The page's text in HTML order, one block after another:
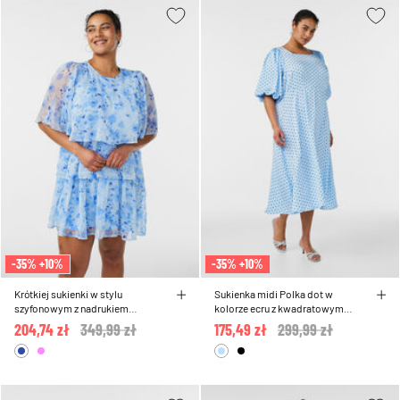
-35% +10%
Krótkiej sukienki w stylu
szyfonowym z nadrukiem
kwiatowym i warstwami falbanek
Price reduced from
349,99 zł
204,74 zł
-35% +10%
Sukienka midi Polka dot w
kolorze ecru z kwadratowym
dekoltem
Price reduced from
299,99 zł
175,49 zł